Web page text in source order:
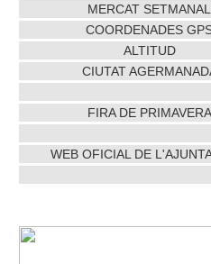
MERCAT SETMANAL
COORDENADES
ALTITUD
CIUTAT
FIRA DE PRIMAVERA
WEB OFICIAL DE